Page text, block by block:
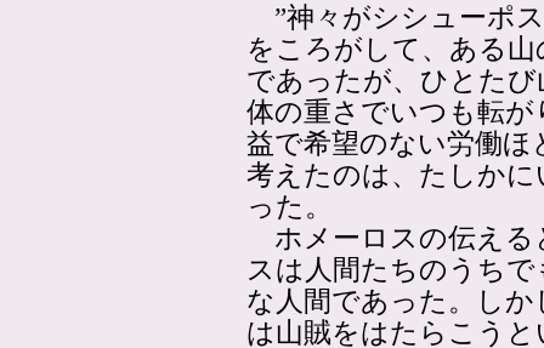
”神々がシシューポ
をころがして、ある
であったが、ひとた
体の重さでいつも転
益で希望のない労働
考えたのは、たしか
った。
ホメーロスの伝える
スは人間たちのうち
な人間であった。し
は山賊をはたらこう